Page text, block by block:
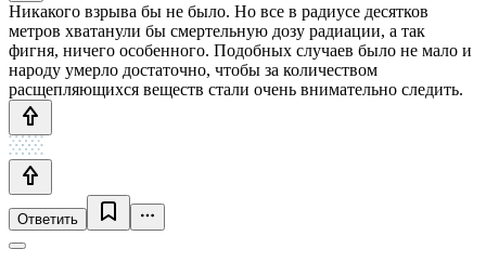
Никакого взрыва бы не было. Но все в радиусе десятков
метров хватанули бы смертельную дозу радиации, а так
фигня, ничего особенного. Подобных случаев было не мало и
народу умерло достаточно, чтобы за количеством
расщепляющихся веществ стали очень внимательно следить.
Ответить